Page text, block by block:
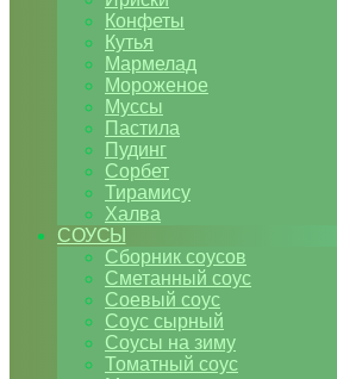
Конфеты
Кутья
Мармелад
Мороженое
Муссы
Пастила
Пудинг
Сорбет
Тирамису
Халва
СОУСЫ
Сборник соусов
Сметанный соус
Соевый соус
Соус сырный
Соусы на зиму
Томатный соус